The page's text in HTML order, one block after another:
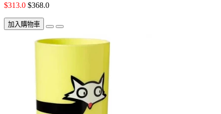
$313.0 $368.0
加入購物車